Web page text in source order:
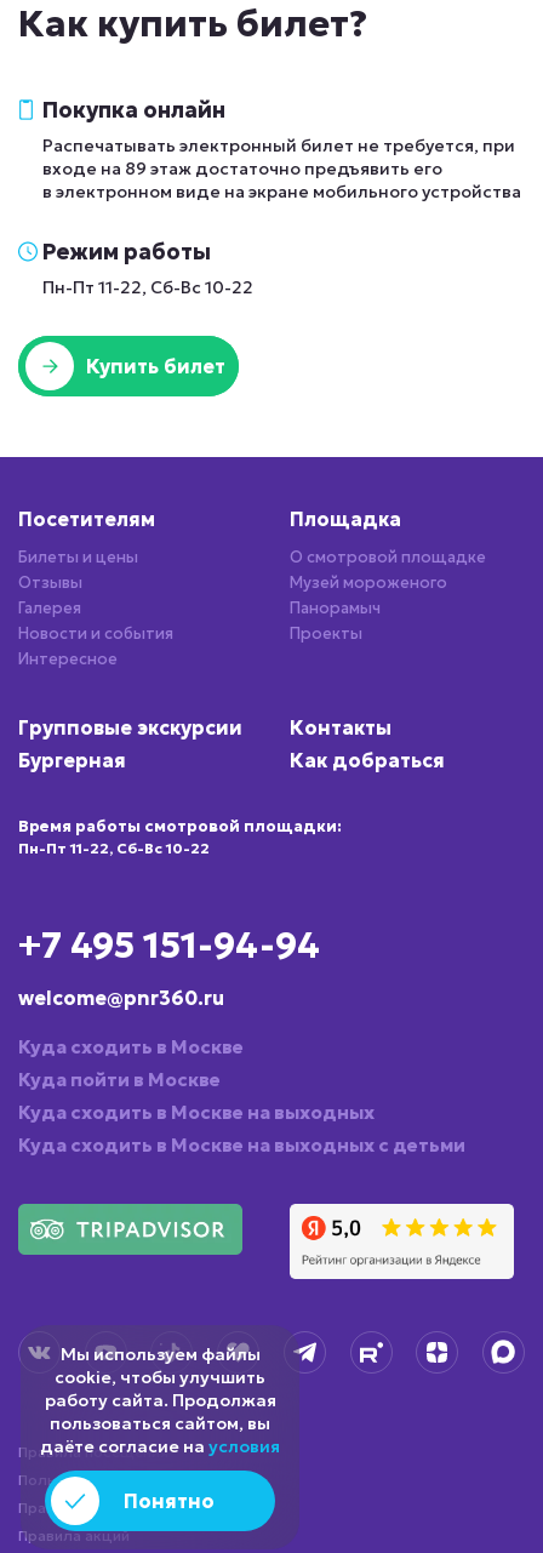
Как купить билет?
Покупка онлайн
Распечатывать электронный билет не требуется, при
входе на 89 этаж достаточно предъявить его
в электронном виде на экране мобильного устройства
Режим работы
Пн-Пт 11-22, Сб-Вс 10-22
Купить билет
Посетителям
Билеты и цены
Отзывы
Галерея
Новости и события
Интересное
Площадка
О смотровой площадке
Музей мороженого
Панорамыч
Проекты
Групповые экскурсии
Бургерная
Контакты
Как добраться
Время работы смотровой площадки:
Пн-Пт 11-22, Сб-Вс 10-22
+7 495 151-94-94
welcome@pnr360.ru
Куда сходить в Москве
Куда пойти в Москве
Куда сходить в Москве на выходных
Куда сходить в Москве на выходных с детьми
Правила посещения
Пользовательское соглашение
Правила посещения бургерной
Правила акций
Мы используем файлы
cookie, чтобы улучшить
работу сайта. Продолжая
пользоваться сайтом, вы
даёте согласие наусловия
Понятно